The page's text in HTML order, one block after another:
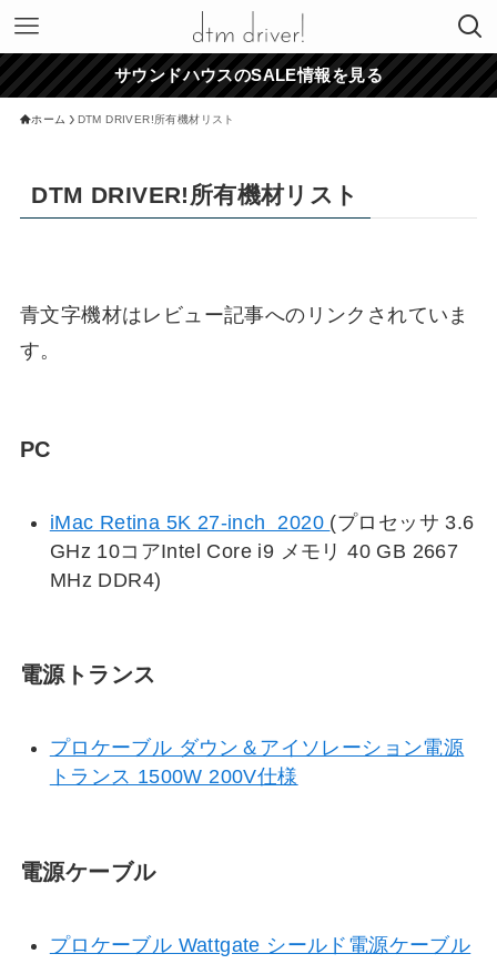
サウンドハウスのSALE情報を見る
ホーム DTM DRIVER!所有機材リスト
DTM DRIVER!所有機材リスト
青文字機材はレビュー記事へのリンクされていま
す。
PC
iMac Retina 5K 27-inch 2020 (プロセッサ 3.6
GHz 10コアIntel Core i9 メモリ 40 GB 2667
MHz DDR4)
電源トランス
プロケーブル ダウン＆アイソレーション電源
トランス 1500W 200V仕様
電源ケーブル
プロケーブル Wattgate シールド電源ケーブル